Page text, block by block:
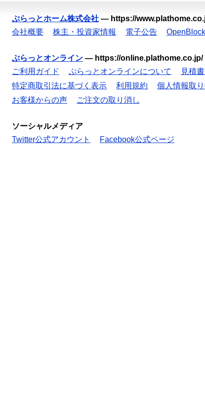
ぷらっとホーム株式会社 — https://
会社概要
株主・投資家情報 電子公告
ぷらっとオンライン — https://online.plathome.co.jp/
ご利用ガイド
ぷらっとオンラインについて 見積
特定商取引法に基づく表示
利用規約 個人情報取
お客様からの声
ご注文の取り消し
ソーシャルメディア
Twitter公式アカウント
Facebook公式ページ